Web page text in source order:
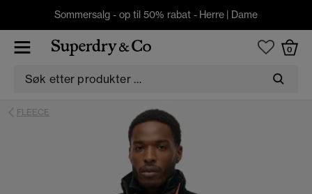
Sommersalg - op til 50% rabat - Herre | Dame
0
FLEECE